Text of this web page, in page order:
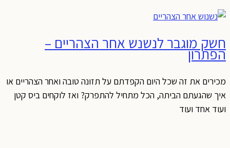
מוגבר לנשנש אחר הצהריים –
את זה שכל היום הקפדתם על תזונה טובה ואחר הצהריים או
שהגעתם הביתה, הכל מתחיל להתפרק? ואז לוקחים ביס קטן
אחד ועוד